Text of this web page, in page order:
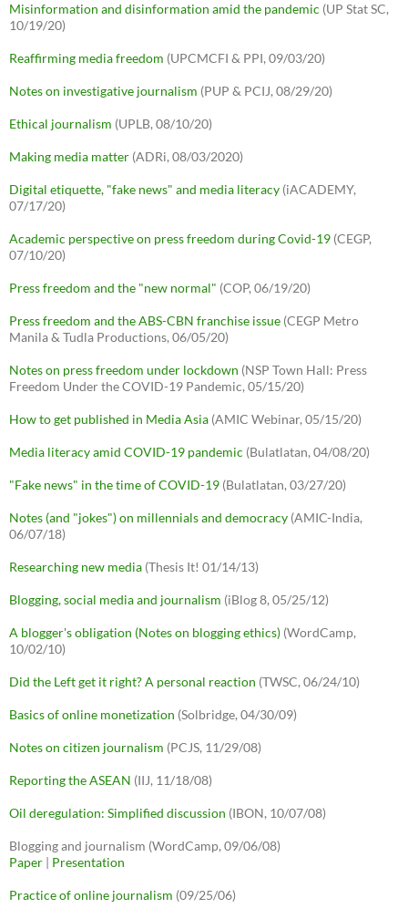
Misinformation and disinformation amid the pandemic (UP Stat SC,
10/19/20)
Reaffirming media freedom (UPCMCFI & PPI, 09/03/20)
Notes on investigative journalism (PUP & PCIJ, 08/29/20)
Ethical journalism (UPLB, 08/10/20)
Making media matter (ADRi, 08/03/2020)
Digital etiquette, "fake news" and media literacy (iACADEMY,
07/17/20)
Academic perspective on press freedom during Covid-19 (CEGP,
07/10/20)
Press freedom and the "new normal" (COP, 06/19/20)
Press freedom and the ABS-CBN franchise issue (CEGP Metro
Manila & Tudla Productions, 06/05/20)
Notes on press freedom under lockdown (NSP Town Hall: Press
Freedom Under the COVID-19 Pandemic, 05/15/20)
How to get published in Media Asia (AMIC Webinar, 05/15/20)
Media literacy amid COVID-19 pandemic (Bulatlatan, 04/08/20)
"Fake news" in the time of COVID-19 (Bulatlatan, 03/27/20)
Notes (and "jokes") on millennials and democracy (AMIC-India,
06/07/18)
Researching new media (Thesis It! 01/14/13)
Blogging, social media and journalism (iBlog 8, 05/25/12)
A blogger's obligation (Notes on blogging ethics) (WordCamp,
10/02/10)
Did the Left get it right? A personal reaction (TWSC, 06/24/10)
Basics of online monetization (Solbridge, 04/30/09)
Notes on citizen journalism (PCJS, 11/29/08)
Reporting the ASEAN (IIJ, 11/18/08)
Oil deregulation: Simplified discussion (IBON, 10/07/08)
Blogging and journalism (WordCamp, 09/06/08)
Paper | Presentation
Practice of online journalism (09/25/06)